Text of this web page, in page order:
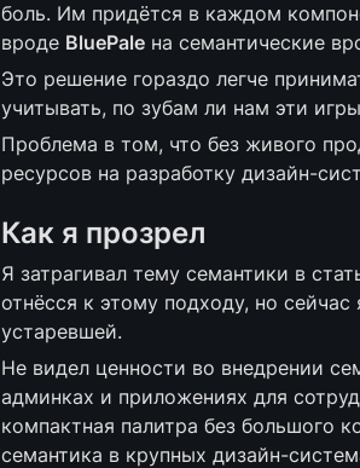
боль. Им придётся в каждом
вроде BluePale на семантические
Это решение гораздо легче
учитывать, по зубам ли нам эти
Проблема в том, что без живого
ресурсов на разработку дизайн-
Как я прозрел
Я затрагивал тему семантики в
отнёсся к этому подходу, но
устаревшей.
Не видел ценности во внедрении
админках и приложениях для
компактная палитра без большого
семантика в крупных дизайн-